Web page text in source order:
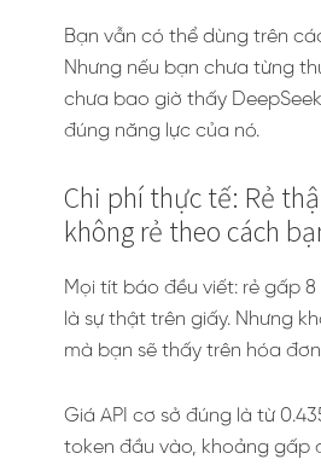
Bạn vẫn có thể dùng trên
Nhưng nếu bạn chưa từng
chưa bao giờ thấy
đúng năng lực của nó.
Chi phí thực tế: Rẻ
không rẻ theo cách
Mọi tít báo đều viết: rẻ gấp 8
là sự thật trên giấy. Nhưng
mà bạn sẽ thấy trên hóa
Giá API cơ sở đúng là từ
token đầu vào, khoảng gấp